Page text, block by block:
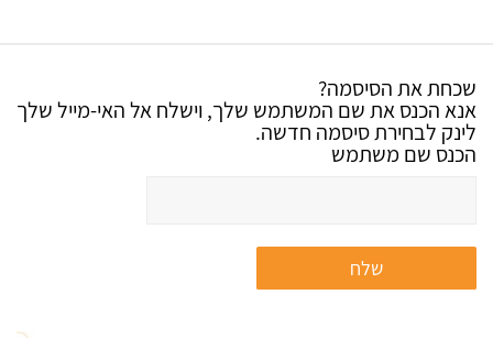
שכחת את הסיסמה?
אנא הכנס את שם המשתמש שלך, וישלח אל האי-מייל שלך
לינק לבחירת סיסמה חדשה.
הכנס שם משתמש